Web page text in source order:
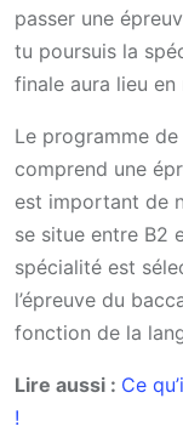
passer une
tu poursuis la
finale aura lieu
Le programme de
comprend une
est important de
se situe entre B2
spécialité est
l’épreuve du
fonction de la
Lire aussi : Ce
!